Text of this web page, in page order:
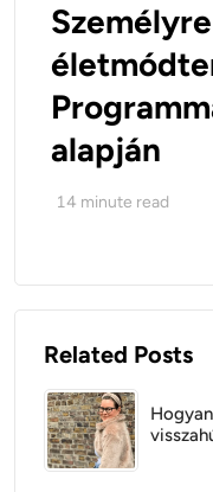
alapján
14 minute read
Related Posts